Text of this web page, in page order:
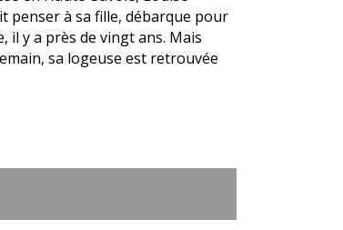
penser à sa fille, débarque pour
il y a près de vingt ans. Mais
sa logeuse est retrouvée